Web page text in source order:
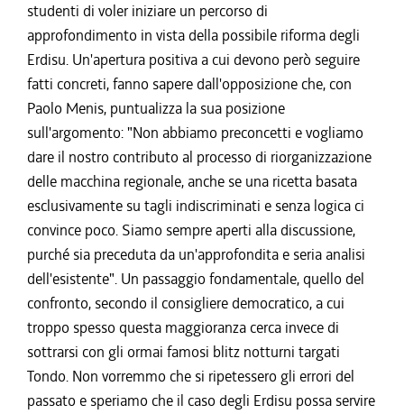
studenti di voler iniziare un percorso di
approfondimento in vista della possibile riforma degli
Erdisu. Un'apertura positiva a cui devono però seguire
fatti concreti, fanno sapere dall'opposizione che, con
Paolo Menis, puntualizza la sua posizione
sull'argomento: "Non abbiamo preconcetti e vogliamo
dare il nostro contributo al processo di riorganizzazione
delle macchina regionale, anche se una ricetta basata
esclusivamente su tagli indiscriminati e senza logica ci
convince poco. Siamo sempre aperti alla discussione,
purché sia preceduta da un'approfondita e seria analisi
dell'esistente". Un passaggio fondamentale, quello del
confronto, secondo il consigliere democratico, a cui
troppo spesso questa maggioranza cerca invece di
sottrarsi con gli ormai famosi blitz notturni targati
Tondo. Non vorremmo che si ripetessero gli errori del
passato e speriamo che il caso degli Erdisu possa servire